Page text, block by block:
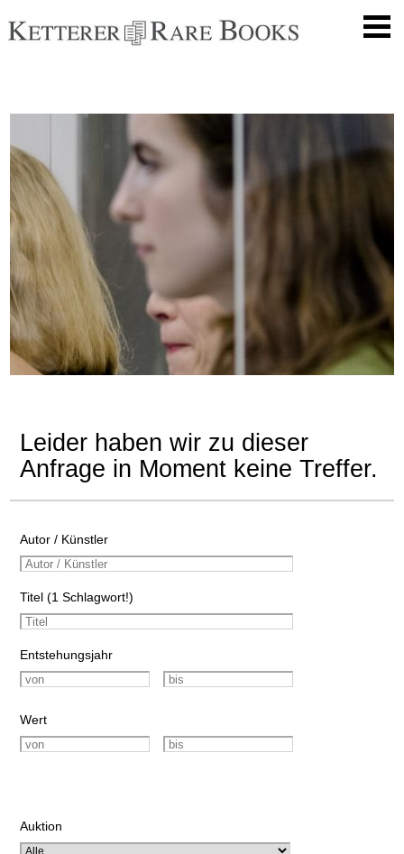
Leider haben wir zu dieser
Anfrage in Moment keine Treffer.
Autor / Künstler
Titel (1 Schlagwort!)
Entstehungsjahr
Wert
Auktion